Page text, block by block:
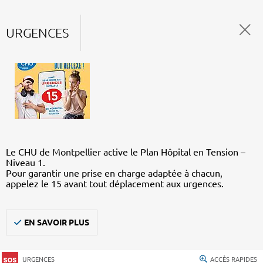
URGENCES
Le CHU de Montpellier active le Plan Hôpital en Tension –
Niveau 1.
Pour garantir une prise en charge adaptée à chacun,
appelez le 15 avant tout déplacement aux urgences.
EN SAVOIR PLUS
URGENCES ACCÈS RAPIDES